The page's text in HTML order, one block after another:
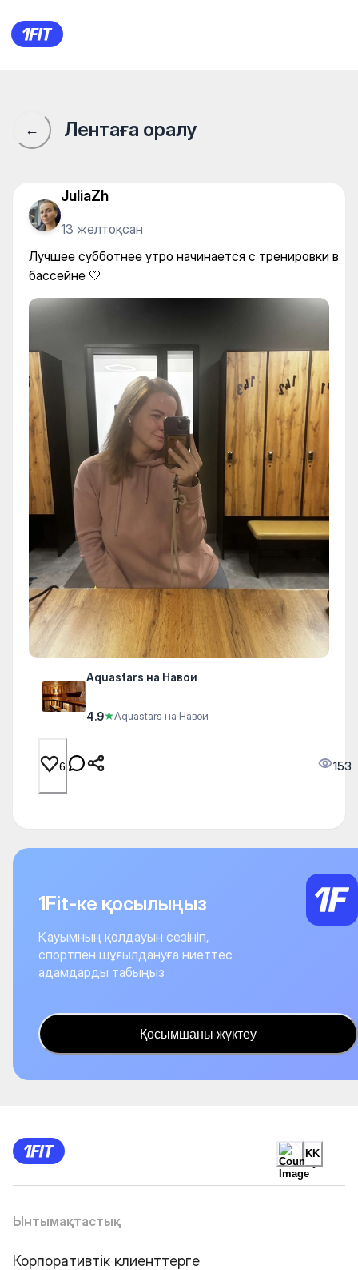
Aquastars на Навои —
← Лентаға оралу
JuliaZh
13 желтоқсан
Лучшее субботнее утро начинается с тренировки в
бассейне 🤍
Aquastars на Навои
4.9★Aquastars на Навои
6 153
1Fit-ке қосылыңыз
Қауымның қолдауын сезініп,
спортпен шұғылдануға ниеттес
адамдарды табыңыз
Қосымшаны жүктеу
KK
Ынтымақтастық
Корпоративтік клиенттерге